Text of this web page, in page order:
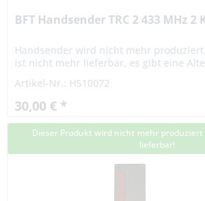
BFT Handsender TRC 2 433 MHz 2
Handsender wird nicht mehr produziert
ist nicht mehr lieferbar, es gibt eine
Artikel-Nr.: HS10072
30,00 € *
Dieser Produkt wird nicht mehr
lieferbar!